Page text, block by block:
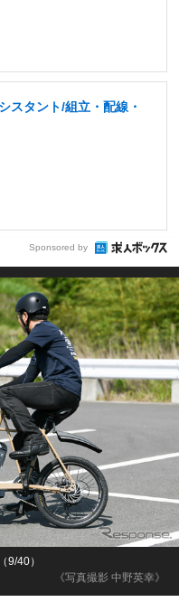
スタント/組立・配線・
Sponsored by
《写真撮影 中野英幸》
9/40）